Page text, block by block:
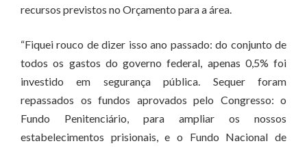
recursos previstos no Orçamento para a área.
“Fiquei rouco de dizer isso ano passado: do conjunto de
todos os gastos do governo federal, apenas 0,5% foi
investido em segurança pública. Sequer foram
repassados os fundos aprovados pelo Congresso: o
Fundo Penitenciário, para ampliar os nossos
estabelecimentos prisionais, e o Fundo Nacional de